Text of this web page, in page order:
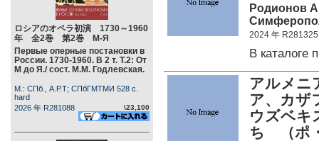
ロシアのオペラ初演 1730～1960
年 全2巻 第2巻 М-Я
Первые оперные постановки в
России. 1730-1960. В 2 т. Т.2: От
М до Я./ сост. М.М. Годлевская.
М.: СПб., А.Р.Т; СПбГМТМИ 528 c.
hard
2026 年 R281088
\23,100
Родионов
2024 年 R281325
В каталоге
アルメニ
ア、カザ
ウズベキ
ち （ポ